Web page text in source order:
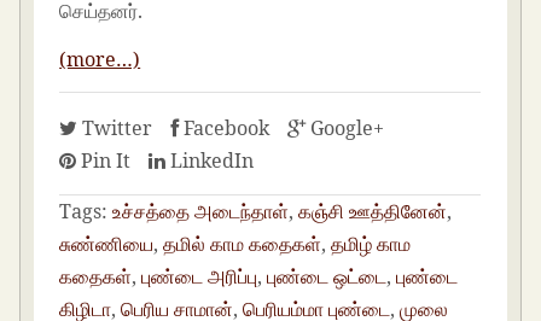
செய்தனர்.
(more…)
Twitter Facebook
Google+
Pin It
LinkedIn
Tags: உச்சத்தை அடைந்தாள்,கஞ்சி ஊத்தினேன்,
சுண்ணியை,தமில் காம கதைகள்,தமிழ் காம
கதைகள்,புண்டை அரிப்பு,புண்டை ஒட்டை,புண்டை
கிழிடா,பெரிய சாமான்,பெரியம்மா புண்டை,முலை